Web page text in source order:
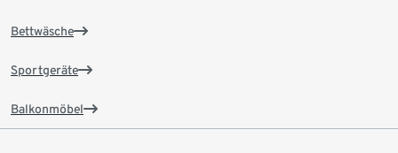
Bettwäsche
Sportgeräte
Balkonmöbel